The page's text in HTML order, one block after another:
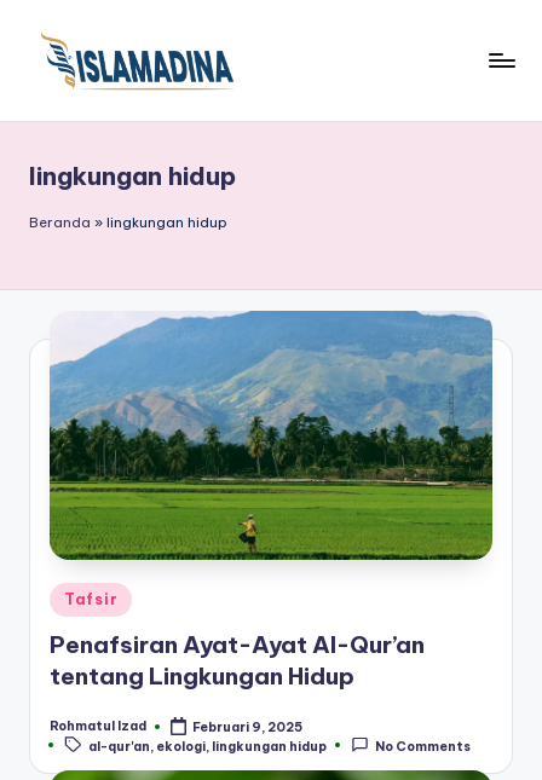
lingkungan hidup
Beranda » lingkungan hidup
Posted
in
Tafsir
Penafsiran Ayat-Ayat Al-Qur’an
tentang Lingkungan Hidup
Posted
by
Rohmatul Izad Februari 9, 2025
Tags:
al-qur'an ekologi lingkungan hidup No Comments